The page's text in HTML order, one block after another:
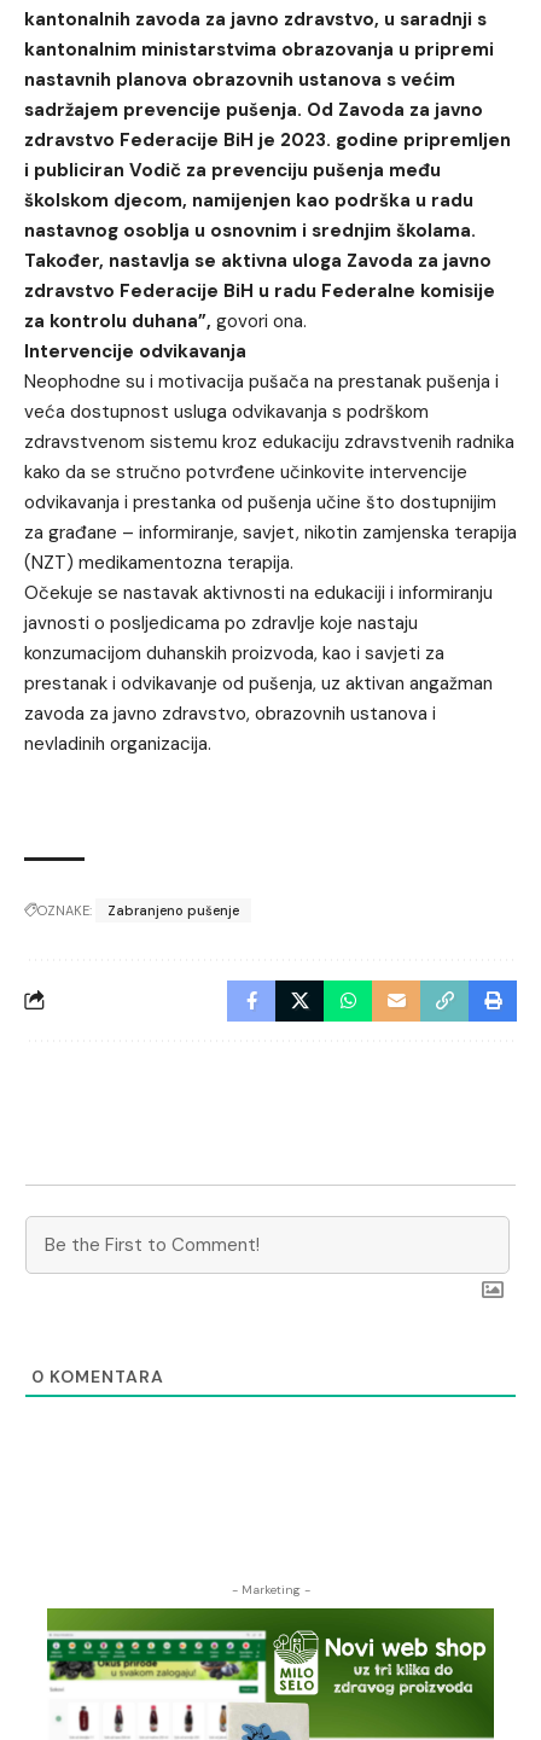
kantonalnih zavoda za javno zdravstvo, u saradnji s
kantonalnim ministarstvima obrazovanja u pripremi
nastavnih planova obrazovnih ustanova s većim
sadržajem prevencije pušenja. Od Zavoda za javno
zdravstvo Federacije BiH je 2023. godine pripremljen
i publiciran Vodič za prevenciju pušenja među
školskom djecom, namijenjen kao podrška u radu
nastavnog osoblja u osnovnim i srednjim školama.
Također, nastavlja se aktivna uloga Zavoda za javno
zdravstvo Federacije BiH u radu Federalne komisije
za kontrolu duhana”, govori ona.
Intervencije odvikavanja
Neophodne su i motivacija pušača na prestanak pušenja i
veća dostupnost usluga odvikavanja s podrškom
zdravstvenom sistemu kroz edukaciju zdravstvenih radnika
kako da se stručno potvrđene učinkovite intervencije
odvikavanja i prestanka od pušenja učine što dostupnijim
za građane – informiranje, savjet, nikotin zamjenska terapija
(NZT) medikamentozna terapija.
Očekuje se nastavak aktivnosti na edukaciji i informiranju
javnosti o posljedicama po zdravlje koje nastaju
konzumacijom duhanskih proizvoda, kao i savjeti za
prestanak i odvikavanje od pušenja, uz aktivan angažman
zavoda za javno zdravstvo, obrazovnih ustanova i
nevladinih organizacija.
OZNAKE: Zabranjeno pušenje
0 KOMENTARA
- Marketing -